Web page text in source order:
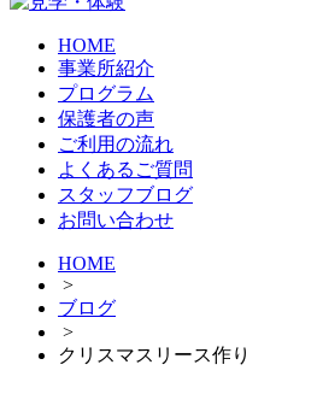
HOME
事業所紹介
プログラム
保護者の声
ご利用の流れ
よくあるご質問
スタッフブログ
お問い合わせ
HOME
>
ブログ
>
クリスマスリース作り